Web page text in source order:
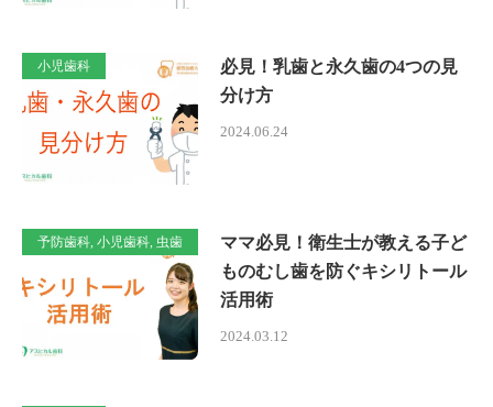
小児歯科
必見！乳歯と永久歯の4つの見
分け方
2024.06.24
予防歯科, 小児歯科, 虫歯
ママ必見！衛生士が教える子ど
ものむし歯を防ぐキシリトール
活用術
2024.03.12